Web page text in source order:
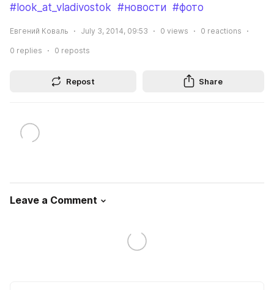
#look_at_vladivostok #новости #фото
Евгений Коваль July 3, 2014, 09:53 0 views 0 reactions
0 replies 0 reposts
Repost Share
Leave a Comment